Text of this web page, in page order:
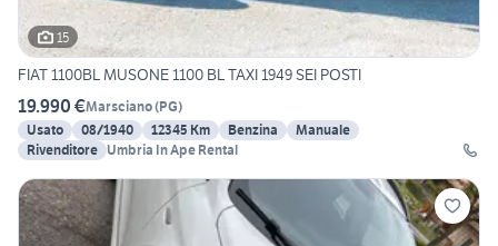
15
FIAT 1100BL MUSONE 1100 BL TAXI 1949 SEI POSTI
19.990 €Marsciano(PG)
Usato
08/1940 12345 Km Benzina
Manuale
Rivenditore Umbria In Ape Rental